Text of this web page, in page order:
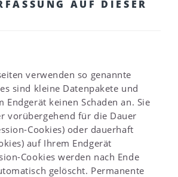
AUF DIESER
verwenden so genannte
sind kleine Datenpakete und
Endgerät keinen Schaden an. Sie
vorübergehend für die Dauer
Cookies) oder dauerhaft
auf Ihrem Endgerät
Cookies werden nach Ende
gelöscht. Permanente